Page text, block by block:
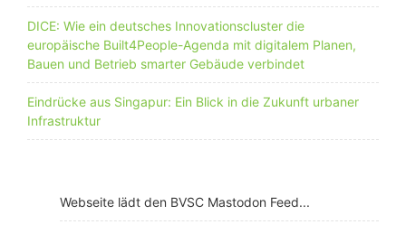
DICE: Wie ein deutsches Innovationscluster die
europäische Built4People-Agenda mit digitalem Planen,
Bauen und Betrieb smarter Gebäude verbindet
Eindrücke aus Singapur: Ein Blick in die Zukunft urbaner
Infrastruktur
Webseite lädt den BVSC Mastodon Feed...